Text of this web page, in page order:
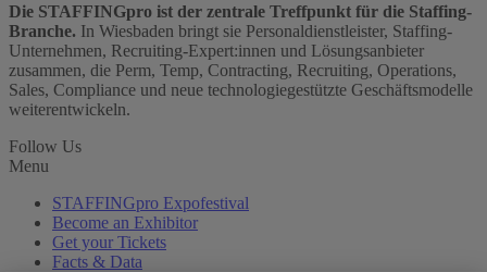
Die STAFFINGpro ist der zentrale Treffpunkt für die Staffing-
Branche. In Wiesbaden bringt sie Personaldienstleister, Staffing-
Unternehmen, Recruiting-Expert:innen und Lösungsanbieter
zusammen, die Perm, Temp, Contracting, Recruiting, Operations,
Sales, Compliance und neue technologiegestützte Geschäftsmodelle
weiterentwickeln.
Follow Us
Menu
STAFFINGpro Expofestival
Become an Exhibitor
Get your Tickets
Facts & Data